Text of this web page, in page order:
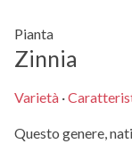
Pianta
Zinnia
Varietà ·
Questo genere,